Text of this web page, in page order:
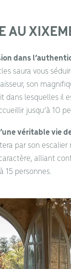
AU
dans
saura vous
son
dans lesquelles il
jusqu’à 10
véritable vie
par son
alliant
15 personnes.